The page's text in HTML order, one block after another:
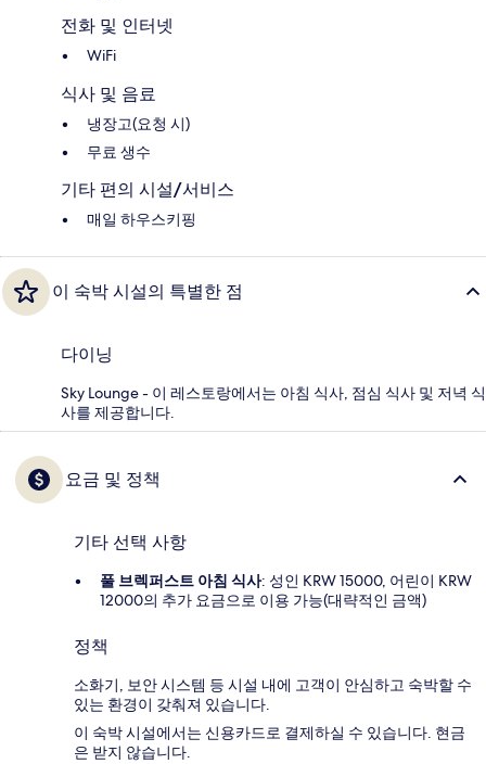
전화 및 인터넷
WiFi
식사 및 음료
냉장고(요청 시)
무료 생수
기타 편의 시설/서비스
매일 하우스키핑
이 숙박 시설의 특별한 점
다이닝
Sky Lounge - 이 레스토랑에서는 아침 식사, 점심 식사 및 저녁 식
사를 제공합니다.
요금 및 정책
기타 선택 사항
풀 브렉퍼스트 아침 식사: 성인 KRW 15000, 어린이 KRW
12000의 추가 요금으로 이용 가능(대략적인 금액)
정책
소화기, 보안 시스템 등 시설 내에 고객이 안심하고 숙박할 수
있는 환경이 갖춰져 있습니다.
이 숙박 시설에서는 신용카드로 결제하실 수 있습니다. 현금
은 받지 않습니다.